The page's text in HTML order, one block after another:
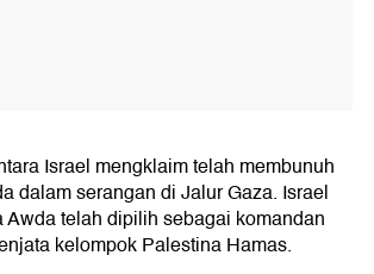
Israel mengklaim telah membunuh
dalam serangan di Jalur Gaza. Israel
Awda telah dipilih sebagai komandan
kelompok Palestina Hamas.